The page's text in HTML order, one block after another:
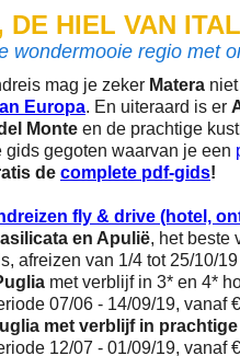
DE HIEL VAN
wondermooie regio met
mag je zeker Matera
Europa. En uiteraard is er
Monte en de prachtige
gids gegoten waarvan je een
de complete pdf-gids!
fly & drive (hotel,
en Apulië, het beste
afreizen van 1/4 tot 25/10/
met verblijf in 3* en 4*
07/06 - 14/09/19, vanaf
met verblijf in
12/07 - 01/09/19, vanaf